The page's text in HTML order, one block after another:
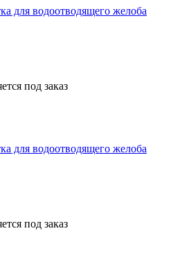
для водоотводящего желоба
под заказ
для водоотводящего желоба
под заказ